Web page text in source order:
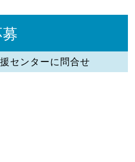
センターに問合せ